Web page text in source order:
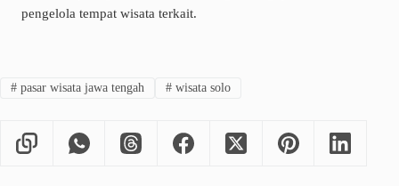
pengelola tempat wisata terkait.
#pasar wisata jawa tengah #wisata solo